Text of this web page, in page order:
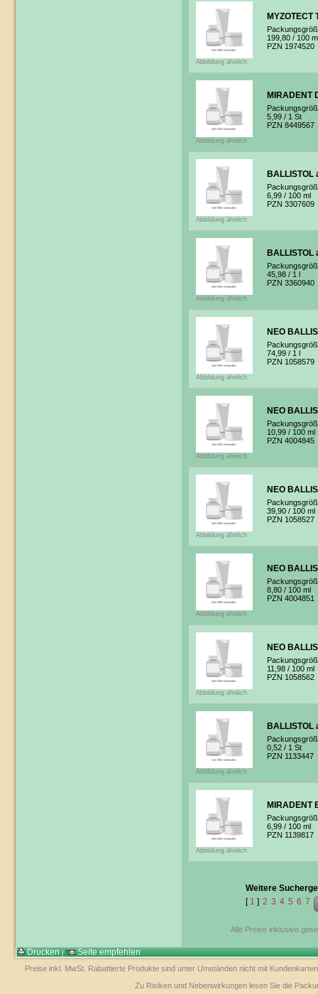
Abbildung ähnlich
MYZOTECT
199,80 / 100
PZN 1974520
Abbildung ähnlich
MIRADENT
5,99 / 1 St
PZN 8449567
Abbildung ähnlich
BALLISTOL
6,99 / 100 ml
PZN 3307609
Abbildung ähnlich
BALLISTOL
45,98 / 1 l
PZN 3360940
Abbildung ähnlich
NEO
74,99 / 1 l
PZN 1058579
Abbildung ähnlich
NEO
10,99 / 100 ml
PZN 4004845
Abbildung ähnlich
NEO
39,90 / 100 ml
PZN 1058527
Abbildung ähnlich
NEO
8,80 / 100 ml
PZN 4004851
Abbildung ähnlich
NEO
11,98 / 100 ml
PZN 1058562
Abbildung ähnlich
0,52 / 1 St
PZN 1133447
Abbildung ähnlich
MIRADENT
6,99 / 100 ml
PZN 1139817
Weitere
[ 1 ] 2 3 4 5 6 7
Alle Preise inklusive
Drucken Seite empfehlen
Preise inkl. MwSt. Rabattierte Produkte sind unter Umständen nicht mit
Zu Risiken und Nebenwirkungen lesen Sie die